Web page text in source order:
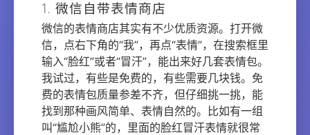
1. 微信自带表情商店
微信的表情商店其实有不少优质资源。打开微
信，点右下角的“我”，再点“表情”，在搜索框里
输入“脸红”或者“冒汗”，能出来好几套表情包。
我试过，有些是免费的，有些需要几块钱。免
费的表情包质量参差不齐，但仔细挑一挑，能
找到那种画风简单、表情自然的。比如有一组
叫“尴尬小熊”的，里面的脸红冒汗表情就很常